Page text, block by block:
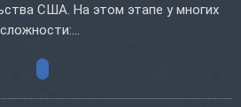
США. На этом этапе у многих